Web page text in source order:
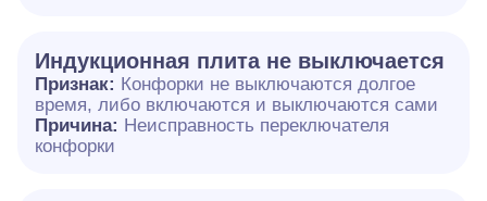
Индукционная плита не выключается
Признак: Конфорки не выключаются долгое
время, либо включаются и выключаются сами
Причина: Неисправность переключателя
конфорки